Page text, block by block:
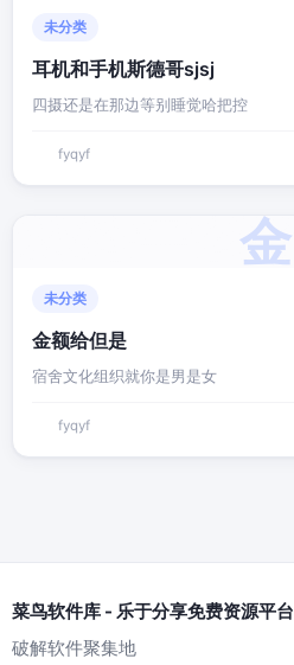
未分类
耳机和手机斯德哥sjsj
四摄还是在那边等别睡觉哈把控
fyqyf
金
未分类
金额给但是
宿舍文化组织就你是男是女
fyqyf
菜鸟软件库 - 乐于分享免费资源平台
破解软件聚集地